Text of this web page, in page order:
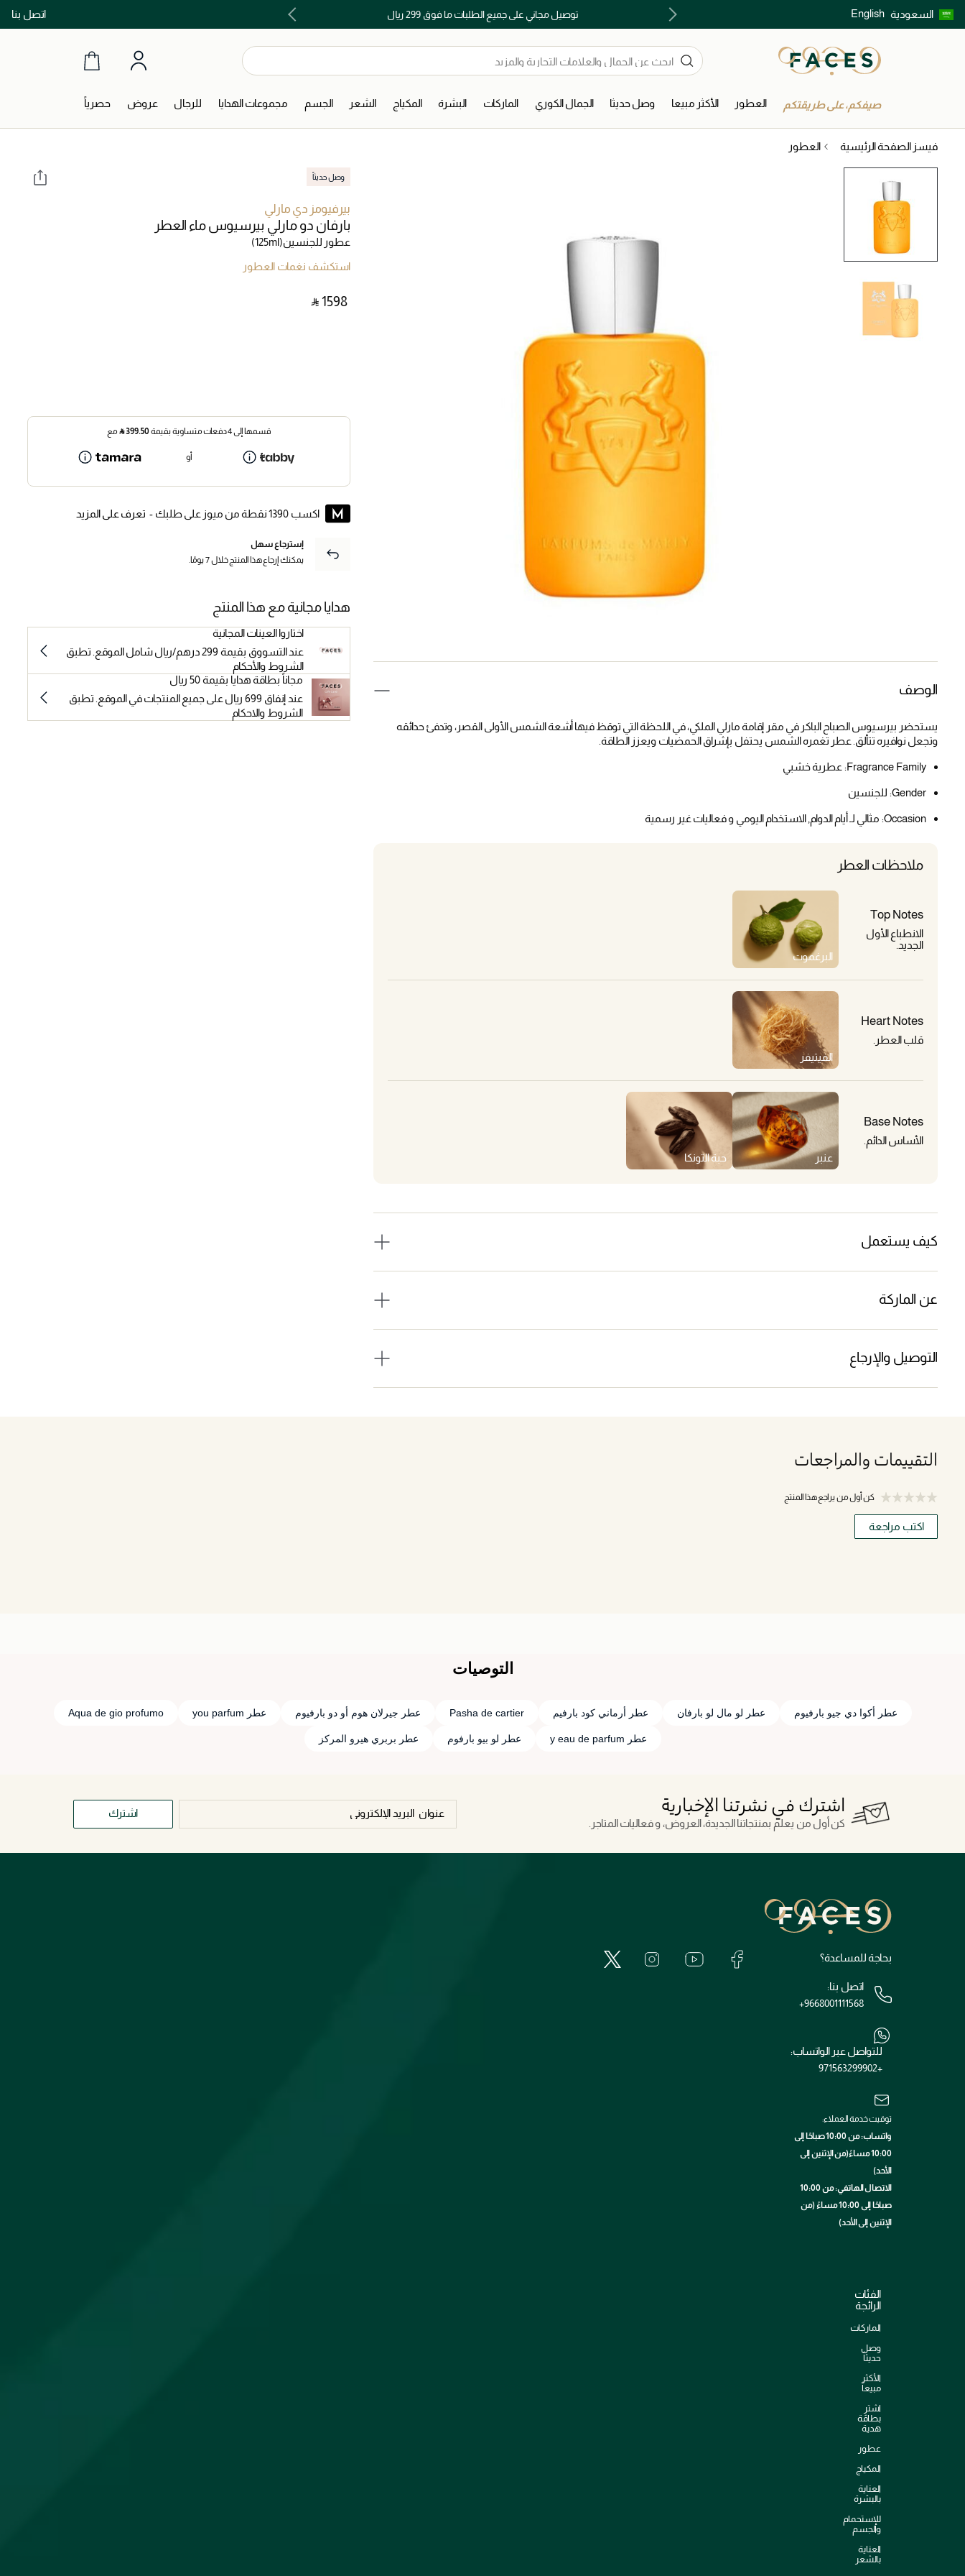
السعودية English اتصل بنااشتري الآن و ادفع لاحقاً مع تابي و تمارا! توصيل مجاني على جميع الطلبات ما فوق 299 ريال اكتشفوا خدمات الجمال المختارة بعناية
صيفكم، على طريقتكم العطور الأكثر مبيعا وصل حديثا الجمال الكوري الماركات البشرة المكياج الشعر الجسم مجموعات الهدايا للرجال عروض حصرياً
فيسز الصفحة الرئيسية العطور
الوصف
يستحضر بيرسيوس الصباح الباكر في مقر إقامة مارلي الملكي، في اللحظة التي توقظ فيها أشعة الشمس الأولى القصر، وتدفئ حدائقه
وتجعل نوافيره تتألق. عطر تغمره الشمس يحتفل بإشراق الحمضيات ويعزز الطاقة.
ملاحظات العطر
Top Notes
الانطباع الأول
الجديد.
البرغموت
Heart Notes
قلب العطر.
الفيتيفر
Base Notes
الأساس الدائم.
عنبر
حبة التونكا
Fragrance Family: عطرية خشبي
Gender: للجنسين
Occasion: مثالي لـ أيام الدوام, الاستخدام اليومي و فعاليات غير رسمية
كيف يستعمل
عن الماركة
التوصيل والإرجاع
وصل حديثاً
بيرفيومز دي مارلي
بارفان دو مارلي بيرسيوس ماء العطر
عطور للجنسين(125ml)
استكشف نغمات العطور
‎ ⃁ ⁦1598⁩ ‎
قسمها إلى 4 دفعات متساوية بقيمة 399.50
⃁ مع
أو
اكسب 1390 نقطة من ميوز على طلبك - تعرف على المزيد
إسترجاع سهل
يمكنك إرجاع هذا المنتج خلال 7 يومًا.
هدايا مجانية مع هذا المنتج
اختاروا العينات المجانية
عند التسووق بقيمة 299 درهم/ريال شامل الموقع. تطبق
الشروط والأحكام
مجاناً بطاقة هدايا بقيمة 50 ريال
عند إنفاق 699 ريال على جميع المنتجات في الموقع. تطبق
الشروط والاحكام
التقييمات والمراجعات
كن أول من يراجع هذا المنتج
اكتب مراجعة
التوصيات
عطر أكوا دي جيو بارفيوم عطر لو مال لو بارفان عطر أرماني كود بارفيم Pasha de cartier عطر جيرلان هوم أو دو بارفيوم عطر you parfum Aqua de gio profumo
عطر y eau de parfum عطر لو بيو بارفوم عطر بربري هيرو المركز
اشترك في نشرتنا الإخبارية
كن أول من يعلم بمنتجاتنا الجديدة، العروض، و فعاليات المتاجر.
اشترك
بحاجة للمساعدة؟
اتصل بنا:
+9668001111568
للتواصل عبر الواتساب:
+971563299902
توقيت خدمة العملاء:
واتساب: من 10:00 صباحًا إلى
10:00 مساءً(من الإثنين إلى
الأحد)
الاتصال الهاتفي: من 10:00
صباحًا إلى 10:00 مساءً (من
الإثنين إلى الأحد)
الفئات
الرائجة
الماركات
وصل
حديثاً
الأكثر
مبيعاً
اشترِ
بطاقة
هدية
عطور
المكياج
العناية
بالبشرة
للإستحمام
والجسم
العناية
بالشعر